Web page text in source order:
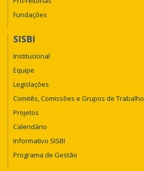
Fundações
SISBI
Institucional
Equipe
Legislações
Comitês, Comissões e Grupos de Trabalho
Projetos
Calendário
Informativo SISBI
Programa de Gestão